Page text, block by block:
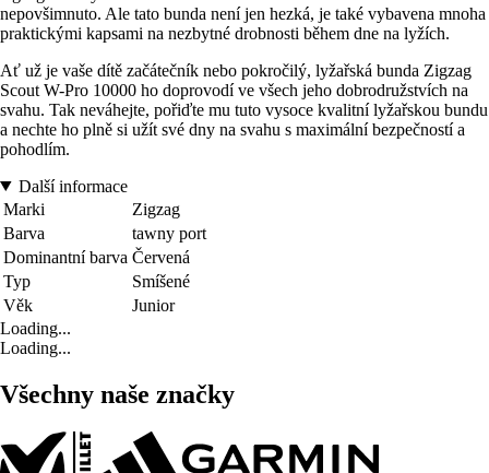
nepovšimnuto. Ale tato bunda není jen hezká, je také vybavena mnoha
praktickými kapsami na nezbytné drobnosti během dne na lyžích.
Ať už je vaše dítě začátečník nebo pokročilý, lyžařská bunda Zigzag
Scout W-Pro 10000 ho doprovodí ve všech jeho dobrodružstvích na
svahu. Tak neváhejte, pořiďte mu tuto vysoce kvalitní lyžařskou bundu
a nechte ho plně si užít své dny na svahu s maximální bezpečností a
pohodlím.
Další informace
Marki
Zigzag
Barva
tawny port
Dominantní barva Červená
Typ
Smíšené
Věk
Junior
Loading...
Loading...
Všechny naše značky